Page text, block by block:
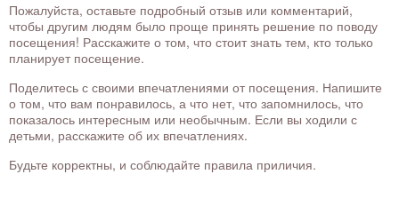
Пожалуйста, оставьте подробный отзыв или комментарий,
чтобы другим людям было проще принять решение по поводу
посещения! Расскажите о том, что стоит знать тем, кто только
планирует посещение.
Поделитесь с своими впечатлениями от посещения. Напишите
о том, что вам понравилось, а что нет, что запомнилось, что
показалось интересным или необычным. Если вы ходили с
детьми, расскажите об их впечатлениях.
Будьте корректны, и соблюдайте правила приличия.